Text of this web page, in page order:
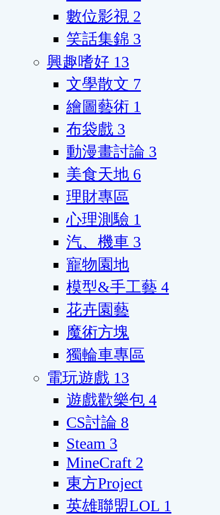
數位影視 2
笑話集錦 3
興趣嗜好 13
文學散文 7
繪圖藝術 1
布袋戲 3
動漫畫討論 3
美食天地 6
理財專區
心理測驗 1
汽、機車 3
寵物園地
模型&手工藝 4
花卉園藝
魔術方塊
獨輪車專區
電玩遊戲 13
遊戲歡樂包 4
CS討論 8
Steam 3
MineCraft 2
東方Project
英雄聯盟LOL 1